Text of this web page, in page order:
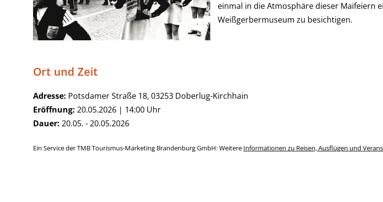
einmal in die Atmosphäre dieser Maifeiern
Weißgerbermuseum zu besichtigen.
Ort und Zeit
Adresse: Potsdamer Straße 18, 03253 Doberlug-Kirchhain
Eröffnung: 20.05.2026 | 14:00 Uhr
Dauer: 20.05. - 20.05.2026
Ein Service der TMB Tourismus-Marketing Brandenburg GmbH: Weitere Informationen zu Reisen, Ausflügen und